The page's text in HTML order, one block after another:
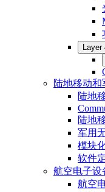
陆地移动
陆地
陆地
军用
模块
软件
航空电子设
航空